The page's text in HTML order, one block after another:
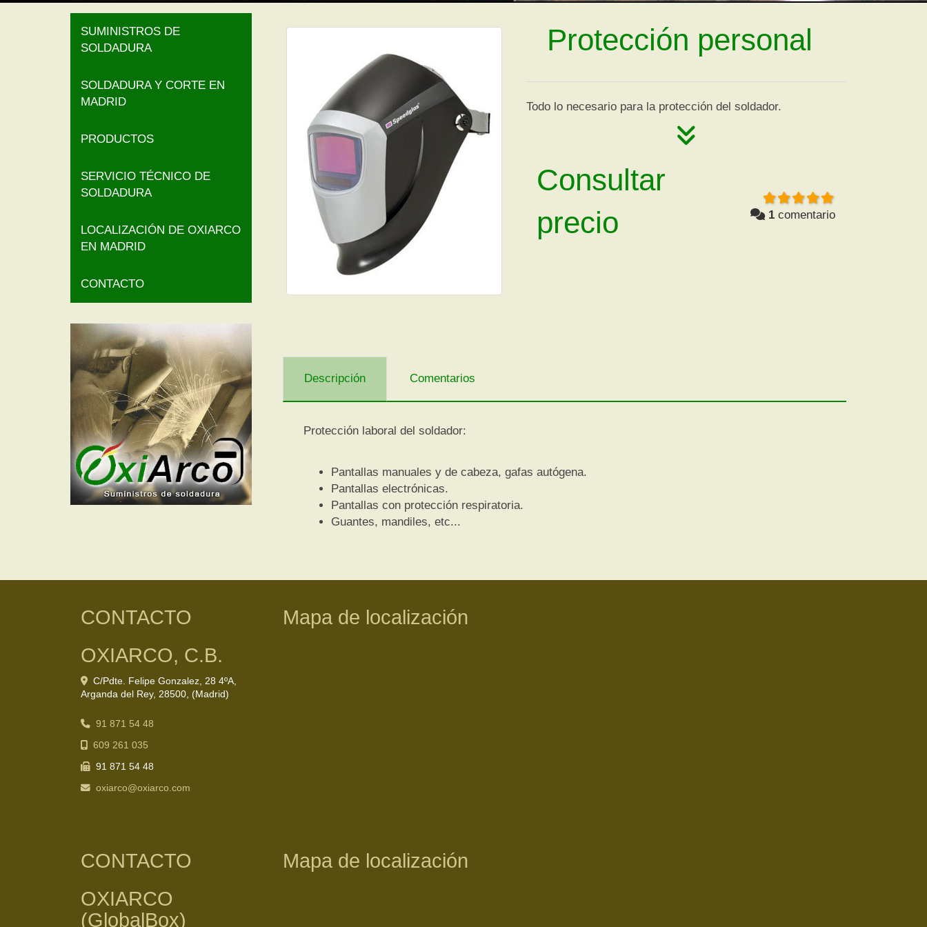
Protección personal
Todo lo necesario para la protección del soldador.
Consultar
precio
1 comentario
Descripción Comentarios
Protección laboral del soldador:
Pantallas manuales y de cabeza, gafas autógena.
Pantallas electrónicas.
Pantallas con protección respiratoria.
Guantes, mandiles, etc...
SUMINISTROS DE
SOLDADURA
SOLDADURA Y CORTE EN
MADRID
PRODUCTOS
SERVICIO TÉCNICO DE
SOLDADURA
LOCALIZACIÓN DE OXIARCO
EN MADRID
CONTACTO
CONTACTO
OXIARCO, C.B.
C/Pdte. Felipe Gonzalez, 28 4ºA,
Arganda del Rey, 28500 (Madrid)
91 871 54 48
609 261 035
91 871 54 48
oxiarco oxiarco.com
Mapa de localización
CONTACTO
OXIARCO
(GlobalBox)
Mapa de localización